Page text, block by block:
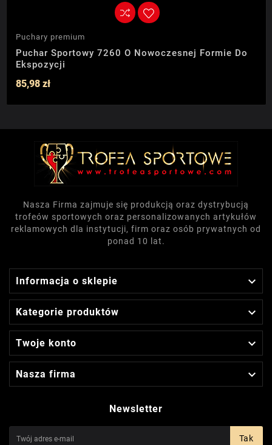
Puchary premium
Puchar Sportowy 7260 O Nowoczesnej Formie Do
Ekspozycji
85,98 zł
Nasza Firma zajmuje się produkcją oraz dystrybucją
trofeów sportowych oraz personalizowanych artykułów
reklamowych dla instytucji, firm oraz osób prywatnych od
ponad 10 lat.
Informacja o sklepie 
Kategorie produktów 
Twoje konto 
Nasza firma 
Newsletter
Tak